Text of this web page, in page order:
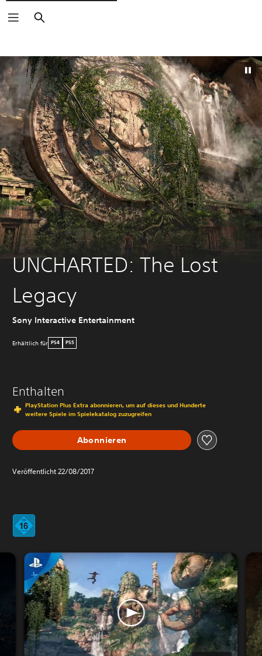
Suchen
UNCHARTED: The Lost
Legacy
Sony Interactive Entertainment
Erhältlich für PS4 PS5
Enthalten
PlayStation Plus Extra abonnieren, um auf dieses und Hunderte
weitere Spiele im Spielekatalog zuzugreifen
Abonnieren
Veröffentlicht 22/08/2017